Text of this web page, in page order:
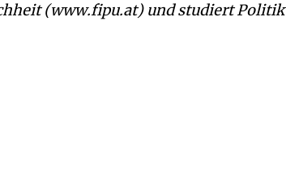
(www.fipu.at) und studiert